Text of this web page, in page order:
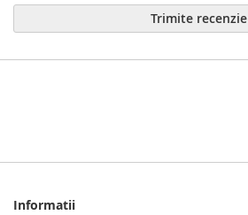
Trimite recenzie
Informatii